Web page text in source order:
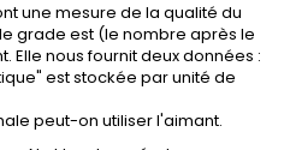
une mesure de la qualité du
grade est (le nombre après le
Elle nous fournit deux données :
est stockée par unité de
peut-on utiliser l'aimant.